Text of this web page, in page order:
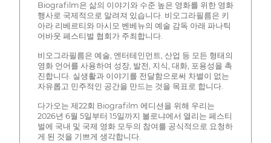
Biografilm은 삶의 이야기와 수준 높은 영화를 위한 영화
행사로 국제적으로 알려져 있습니다. 비오그라필름은 키
아라 리베르티와 마시모 벤베뉴의 예술 감독 아래 파나틱
어바웃 페스티벌 협회가 주최합니다.
비오그라필름은 예술, 엔터테인먼트, 산업 등 모든 형태의
영화 언어를 사용하여 성장, 발전, 지식, 대화, 포용성을 촉
진합니다. 실생활과 이야기를 전달함으로써 차별이 없는
자유롭고 민주적인 공간을 만드는 것을 목표로 합니다.
다가오는 제22회 Biografilm 에디션을 위해 우리는
2026년 6월 5일부터 15일까지 볼로냐에서 열리는 페스티
벌에 국내 및 국제 영화 모두의 참여를 공식적으로 요청하
게 된 것을 기쁘게 생각합니다.